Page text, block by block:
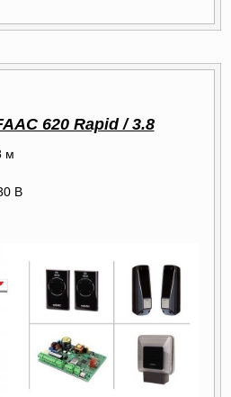
620 Rapid / 3.8
м
В